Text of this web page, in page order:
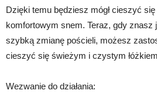
Dzięki temu będziesz mógł cieszyć
komfortowym snem. Teraz, gdy znasz
szybką zmianę pościeli, możesz
cieszyć się świeżym i czystym
Wezwanie do działania: